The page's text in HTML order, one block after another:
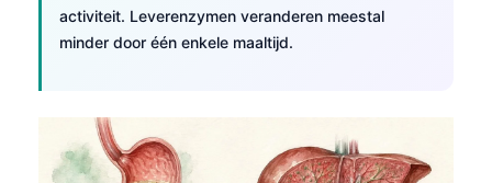
activiteit. Leverenzymen veranderen meestal
minder door één enkele maaltijd.